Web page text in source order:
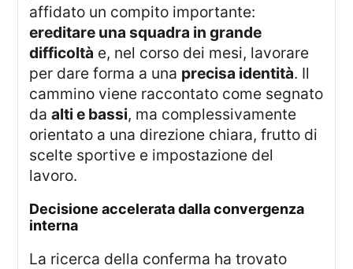
affidato un compito importante:
ereditare una squadra in grande
difficoltà e, nel corso dei mesi, lavorare
per dare forma a una precisa identità. Il
cammino viene raccontato come segnato
daalti e bassi, ma complessivamente
orientato a una direzione chiara, frutto di
scelte sportive e impostazione del
lavoro.
decisione accelerata dalla convergenza
interna
La ricerca della conferma ha trovato